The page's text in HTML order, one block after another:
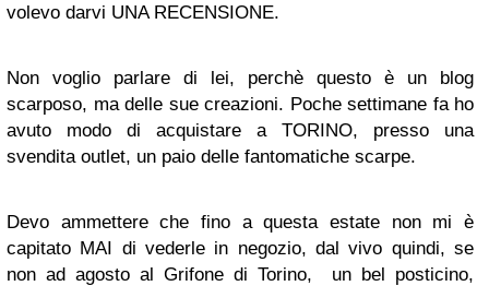
volevo darvi UNA RECENSIONE.
Non voglio parlare di lei, perchè questo è un blog
scarposo, ma delle sue creazioni. Poche settimane fa ho
avuto modo di acquistare a TORINO, presso una
svendita outlet, un paio delle fantomatiche scarpe.
Devo ammettere che fino a questa estate non mi è
capitato MAI di vederle in negozio, dal vivo quindi, se
non ad agosto al Grifone di Torino, un bel posticino,